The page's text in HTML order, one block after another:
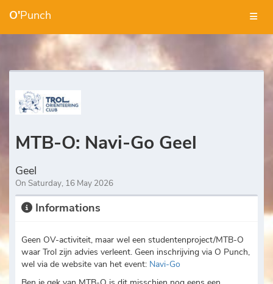
O'Punch
MTB-O: Navi-Go Geel
Geel
On Saturday, 16 May 2026
Informations
Geen OV-activiteit, maar wel een studentenproject/MTB-O
waar Trol zijn advies verleent. Geen inschrijving via O Punch,
wel via de website van het event: Navi-Go